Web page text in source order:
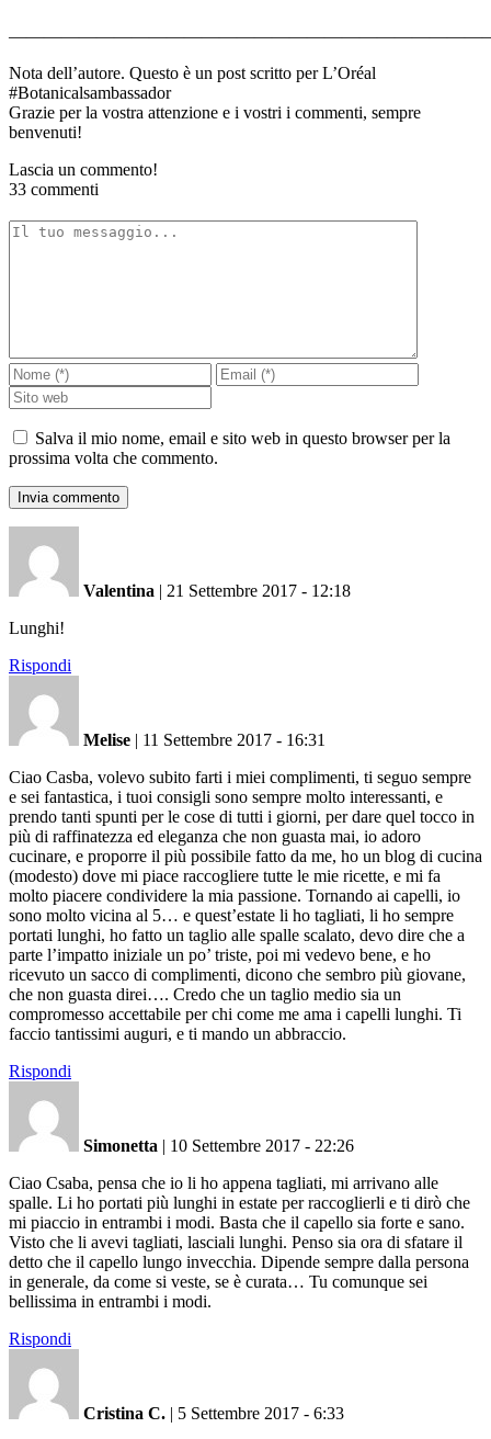
Nota dell’autore. Questo è un post scritto per L’Oréal
#Botanicalsambassador
Grazie per la vostra attenzione e i vostri i commenti, sempre
benvenuti!
Lascia un commento!
33 commenti
Salva il mio nome, email e sito web in questo browser per la
prossima volta che commento.
Valentina | 21 Settembre 2017 - 12:18
Lunghi!
Rispondi
Melise | 11 Settembre 2017 - 16:31
Ciao Casba, volevo subito farti i miei complimenti, ti seguo sempre
e sei fantastica, i tuoi consigli sono sempre molto interessanti, e
prendo tanti spunti per le cose di tutti i giorni, per dare quel tocco in
più di raffinatezza ed eleganza che non guasta mai, io adoro
cucinare, e proporre il più possibile fatto da me, ho un blog di cucina
(modesto) dove mi piace raccogliere tutte le mie ricette, e mi fa
molto piacere condividere la mia passione. Tornando ai capelli, io
sono molto vicina al 5… e quest’estate li ho tagliati, li ho sempre
portati lunghi, ho fatto un taglio alle spalle scalato, devo dire che a
parte l’impatto iniziale un po’ triste, poi mi vedevo bene, e ho
ricevuto un sacco di complimenti, dicono che sembro più giovane,
che non guasta direi…. Credo che un taglio medio sia un
compromesso accettabile per chi come me ama i capelli lunghi. Ti
faccio tantissimi auguri, e ti mando un abbraccio.
Rispondi
Simonetta | 10 Settembre 2017 - 22:26
Ciao Csaba, pensa che io li ho appena tagliati, mi arrivano alle
spalle. Li ho portati più lunghi in estate per raccoglierli e ti dirò che
mi piaccio in entrambi i modi. Basta che il capello sia forte e sano.
Visto che li avevi tagliati, lasciali lunghi. Penso sia ora di sfatare il
detto che il capello lungo invecchia. Dipende sempre dalla persona
in generale, da come si veste, se è curata… Tu comunque sei
bellissima in entrambi i modi.
Rispondi
Cristina C. | 5 Settembre 2017 - 6:33